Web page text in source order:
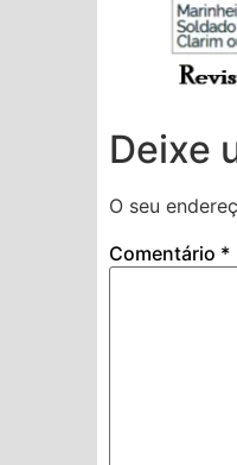
Deixe
O seu
Comentário *